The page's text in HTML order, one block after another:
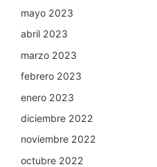
mayo 2023
abril 2023
marzo 2023
febrero 2023
enero 2023
diciembre 2022
noviembre 2022
octubre 2022